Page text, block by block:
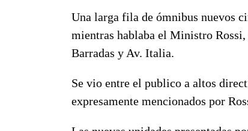
Una larga fila de ómnibus nuevos
mientras hablaba el Ministro
Barradas y Av. Italia.
Se vio entre el publico a altos
expresamente mencionados por